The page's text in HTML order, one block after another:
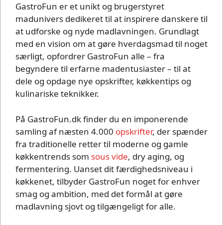
GastroFun er et unikt og brugerstyret
madunivers dedikeret til at inspirere danskere til
at udforske og nyde madlavningen. Grundlagt
med en vision om at gøre hverdagsmad til noget
særligt, opfordrer GastroFun alle – fra
begyndere til erfarne madentusiaster – til at
dele og opdage nye opskrifter, køkkentips og
kulinariske teknikker.
På GastroFun.dk finder du en imponerende
samling af næsten 4.000 opskrifter, der spænder
fra traditionelle retter til moderne og gamle
køkkentrends som sous vide, dry aging, og
fermentering. Uanset dit færdighedsniveau i
køkkenet, tilbyder GastroFun noget for enhver
smag og ambition, med det formål at gøre
madlavning sjovt og tilgængeligt for alle.